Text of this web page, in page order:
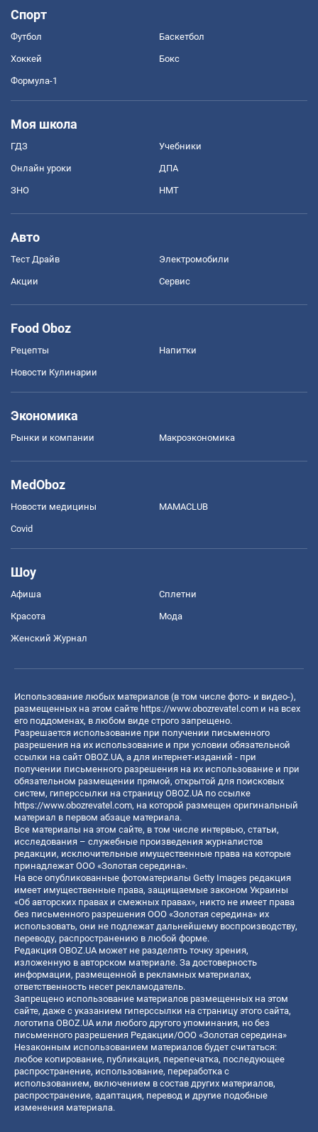
Спорт
Футбол Баскетбол
Хоккей Бокс
Формула-1
Моя школа
ГДЗ Учебники
Онлайн уроки ДПА
ЗНО НМТ
Авто
Тест Драйв Электромобили
Акции Сервис
Food Oboz
Рецепты Напитки
Новости Кулинарии
Экономика
Рынки и компании Mакроэкономика
MedOboz
Новости медицины MAMACLUB
Covid
Шоу
Афиша Сплетни
Красота Мода
Женский Журнал
Использование любых материалов (в том числе фото- и видео-),
размещенных на этом сайте https://www.obozrevatel.com и на всех
его поддоменах, в любом виде строго запрещено.
Разрешается использование при получении письменного
разрешения на их использование и при условии обязательной
ссылки на сайт OBOZ.UA, а для интернет-изданий - при
получении письменного разрешения на их использование и при
обязательном размещении прямой, открытой для поисковых
систем, гиперссылки на страницу OBOZ.UA по ссылке
https://www.obozrevatel.com, на которой размещен оригинальный
материал в первом абзаце материала.
Все материалы на этом сайте, в том числе интервью, статьи,
исследования – служебные произведения журналистов
редакции, исключительные имущественные права на которые
принадлежат ООО «Золотая середина».
На все опубликованные фотоматериалы Getty Images редакция
имеет имущественные права, защищаемые законом Украины
«Об авторских правах и смежных правах», никто не имеет права
без письменного разрешения ООО «Золотая середина» их
использовать, они не подлежат дальнейшему воспроизводству,
переводу, распространению в любой форме.
Редакция OBOZ.UA может не разделять точку зрения,
изложенную в авторском материале. За достоверность
информации, размещенной в рекламных материалах,
ответственность несет рекламодатель.
Запрещено использование материалов размещенных на этом
сайте, даже с указанием гиперссылки на страницу этого сайта,
логотипа OBOZ.UA или любого другого упоминания, но без
письменного разрешения Редакции/ООО «Золотая середина»
Незаконным использованием материалов будет считаться:
любое копирование, публикация, перепечатка, последующее
распространение, использование, переработка с
использованием, включением в состав других материалов,
распространение, адаптация, перевод и другие подобные
изменения материала.